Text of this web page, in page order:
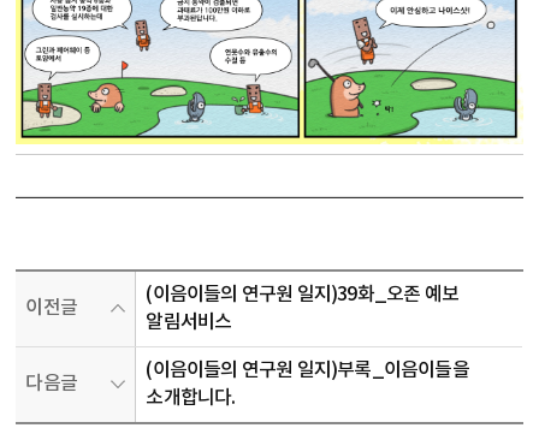
이전글
(이음이들의 연구원 일지)39화_오존 예보
알림서비스
다음글
(이음이들의 연구원 일지)부록_이음이들을
소개합니다.